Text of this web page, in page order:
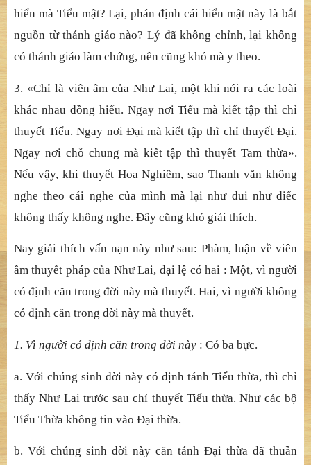
hiển mà Tiểu mật? Lại, phán định cái hiển mật này là bắt
nguồn từ thánh giáo nào? Lý đã không chỉnh, lại không
có thánh giáo làm chứng, nên cũng khó mà y theo.
3. «Chỉ là viên âm của Như Lai, một khi nói ra các loài
khác nhau đồng hiểu. Ngay nơi Tiểu mà kiết tập thì chỉ
thuyết Tiểu. Ngay nơi Đại mà kiết tập thì chỉ thuyết Đại.
Ngay nơi chỗ chung mà kiết tập thì thuyết Tam thừa».
Nếu vậy, khi thuyết Hoa Nghiêm, sao Thanh văn không
nghe theo cái nghe của mình mà lại như đui như điếc
không thấy không nghe. Đây cũng khó giải thích.
Nay giải thích vấn nạn này như sau: Phàm, luận về viên
âm thuyết pháp của Như Lai, đại lệ có hai : Một, vì người
có định căn trong đời này mà thuyết. Hai, vì người không
có định căn trong đời này mà thuyết.
1. Vì người có định căn trong đời này : Có ba bực.
a. Với chúng sinh đời này có định tánh Tiểu thừa, thì chỉ
thấy Như Lai trước sau chỉ thuyết Tiểu thừa. Như các bộ
Tiểu Thừa không tin vào Đại thừa.
b. Với chúng sinh đời này căn tánh Đại thừa đã thuần